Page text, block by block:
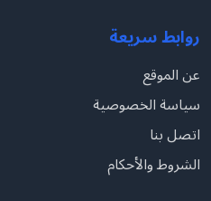
روابط سريعة
عن الموقع
سياسة الخصوصية
اتصل بنا
الشروط والأحكام